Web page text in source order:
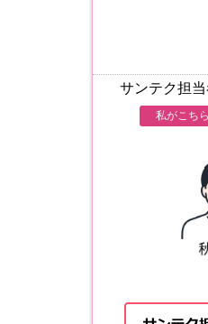
サンテク担
私がこち